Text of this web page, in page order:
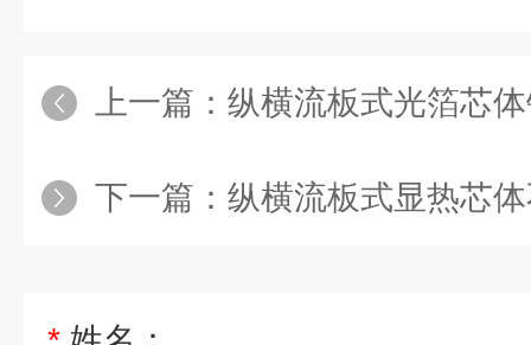
上一篇： 纵横流板式光箔芯
下一篇： 纵横流板式显热芯